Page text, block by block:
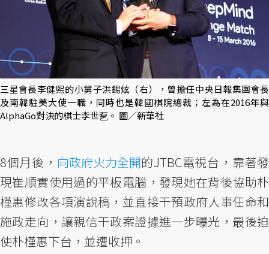
三星會長李健熙的小舅子洪錫炫（右），曾擔任中央日報集團會長
及南韓駐美大使一職，同時也是韓國棋院總裁；左為在2016年與
AlphaGo對決的棋士李世乭。 圖／新華社
8個月後， 向政府火力全開的JTBC電視台，靠著發
現崔順實使用過的平板電腦，發現她在背後協助朴
槿惠修改各項演說稿，並直接干預政府人事任命和
施政走向，讓親信干政案證據進一步曝光，最後迫
使朴槿惠下台，並遭收押。